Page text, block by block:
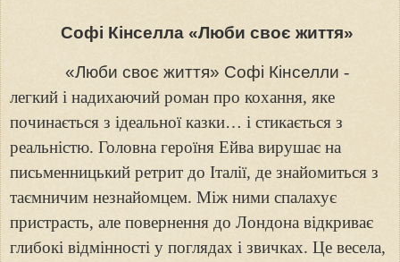
Софі Кінселла «Люби своє життя»
«Люби своє життя» Софі Кінселли -
легкий і надихаючий роман про кохання, яке
починається з ідеальної казки… і стикається з
реальністю. Головна героїня Ейва вирушає на
письменницький ретрит до Італії, де знайомиться з
таємничим незнайомцем. Між ними спалахує
пристрасть, але повернення до Лондона відкриває
глибокі відмінності у поглядах і звичках. Це весела,